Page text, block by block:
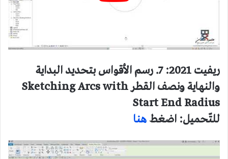
ريفيت 2021: 7. رسم الأقواس بتحديد البداية
والنهاية ونصف القطر Sketching Arcs with
Start End Radius
للتّحميل: اضغطهنا